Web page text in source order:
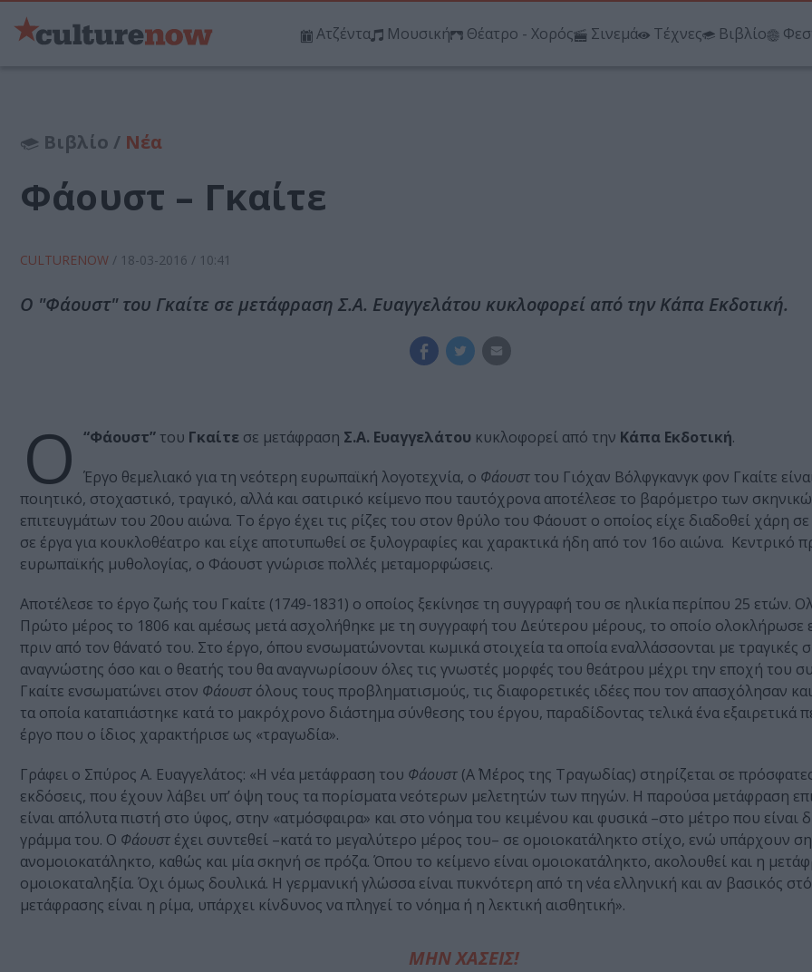
Ατζέντα Μουσική Θέατρο - Χορός Σινεμά Τέχνες Βιβλίο
Βιβλίο / Νέα
Φάουστ – Γκαίτε
CULTURENOW / 18-03-2016 / 10:41
Ο "Φάουστ" του Γκαίτε σε μετάφραση Σ.Α. Ευαγγελάτου κυκλοφορεί από την Κάπα Εκδοτική.
Ο “Φάουστ” του Γκαίτε σε μετάφραση Σ.Α. Ευαγγελάτου κυκλοφορεί από την Κάπα Εκδοτική.
Έργο θεμελιακό για τη νεότερη ευρωπαϊκή λογοτεχνία, ο Φάουστ του Γιόχαν Βόλφγκανγκ φον Γκαίτε
ποιητικό, στοχαστικό, τραγικό, αλλά και σατιρικό κείμενο που ταυτόχρονα αποτέλεσε το βαρόμετρο των
επιτευγμάτων του 20ου αιώνα. Το έργο έχει τις ρίζες του στον θρύλο του Φάουστ ο οποίος είχε διαδοθεί χάρη
σε έργα για κουκλοθέατρο και είχε αποτυπωθεί σε ξυλογραφίες και χαρακτικά ήδη από τον 16ο αιώνα. Κεντρικό
ευρωπαϊκής μυθολογίας, ο Φάουστ γνώρισε πολλές μεταμορφώσεις.
Αποτέλεσε το έργο ζωής του Γκαίτε (1749-1831) ο οποίος ξεκίνησε τη συγγραφή του σε ηλικία περίπου 25 ετών.
Πρώτο μέρος το 1806 και αμέσως μετά ασχολήθηκε με τη συγγραφή του Δεύτερου μέρους, το οποίο ολοκλήρωσε
πριν από τον θάνατό του. Στο έργο, όπου ενσωματώνονται κωμικά στοιχεία τα οποία εναλλάσσονται με τραγικές
αναγνώστης όσο και ο θεατής του θα αναγνωρίσουν όλες τις γνωστές μορφές του θεάτρου μέχρι την εποχή του
Γκαίτε ενσωματώνει στον Φάουστ όλους τους προβληματισμούς, τις διαφορετικές ιδέες που τον απασχόλησαν
τα οποία καταπιάστηκε κατά το μακρόχρονο διάστημα σύνθεσης του έργου, παραδίδοντας τελικά ένα εξαιρετικά
έργο που ο ίδιος χαρακτήρισε ως «τραγωδία».
Γράφει ο Σπύρος Α. Ευαγγελάτος: «Η νέα μετάφραση του Φάουστ (Α΄ Μέρος της Τραγωδίας) στηρίζεται σε
εκδόσεις, που έχουν λάβει υπ’ όψη τους τα πορίσματα νεότερων μελετητών των πηγών. Η παρούσα μετάφραση
είναι απόλυτα πιστή στο ύφος, στην «ατμόσφαιρα» και στο νόημα του κειμένου και φυσικά –στο μέτρο που είναι
γράμμα του. Ο Φάουστ έχει συντεθεί –κατά το μεγαλύτερο μέρος του– σε ομοιοκατάληκτο στίχο, ενώ υπάρχουν
ανομοιοκατάληκτο, καθώς και μία σκηνή σε πρόζα. Όπου το κείμενο είναι ομοιοκατάληκτο, ακολουθεί και η
ομοιοκαταληξία. Όχι όμως δουλικά. Η γερμανική γλώσσα είναι πυκνότερη από τη νέα ελληνική και αν βασικός
μετάφρασης είναι η ρίμα, υπάρχει κίνδυνος να πληγεί το νόημα ή η λεκτική αισθητική».
ΜΗΝ ΧΑΣΕΙΣ!